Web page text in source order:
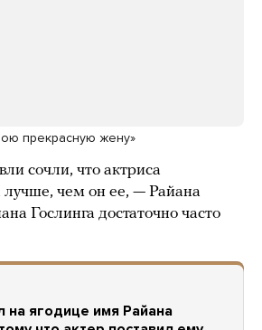
прекрасную жену»
сочли, что актриса
чем он ее, — Райана
Гослинга достаточно часто
на ягодице имя Райана